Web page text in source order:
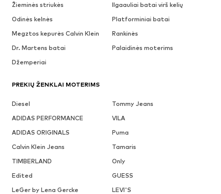
Žieminės striukės
Ilgaauliai batai virš kelių
Odinės kelnės
Platforminiai batai
Megztos kepurės Calvin Klein
Rankinės
Dr. Martens batai
Palaidinės moterims
Džemperiai
PREKIŲ ŽENKLAI MOTERIMS
Diesel
Tommy Jeans
ADIDAS PERFORMANCE
VILA
ADIDAS ORIGINALS
Puma
Calvin Klein Jeans
Tamaris
TIMBERLAND
Only
Edited
GUESS
LeGer by Lena Gercke
LEVI'S